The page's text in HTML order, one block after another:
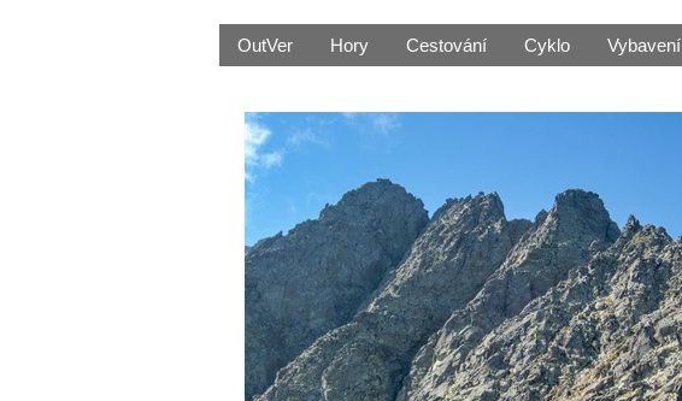
OutVer Hory Cestování Cyklo Vybavení